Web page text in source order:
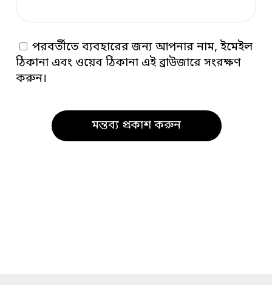
পরবর্তীতে ব্যবহারের জন্য আপনার নাম, ইমেইল
ঠিকানা এবং ওয়েব ঠিকানা এই ব্রাউজারে সংরক্ষণ
করুন।